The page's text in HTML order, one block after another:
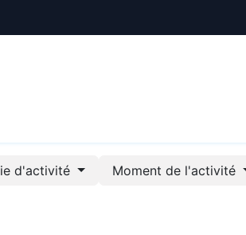
d'activité Moment de l'activité